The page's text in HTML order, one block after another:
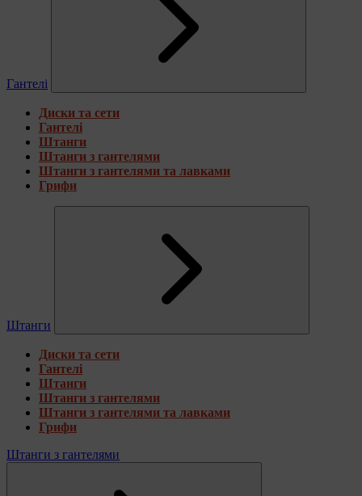
Гантелі
Диски та сети
Гантелі
Штанги
Штанги з гантелями
Штанги з гантелями та лавками
Грифи
Штанги
Диски та сети
Гантелі
Штанги
Штанги з гантелями
Штанги з гантелями та лавками
Грифи
Штанги з гантелями